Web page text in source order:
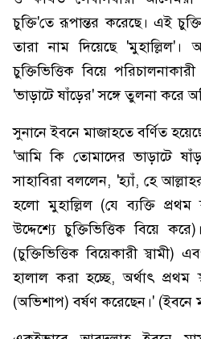
চুক্তি'তে রূপান্তর করেছে। এই
তারা নাম দিয়েছে
চুক্তিভিত্তিক বিয়ে
'ভাড়াটে ষাঁড়ের' সঙ্গে তুলনা করে
সুনানে ইবনে মাজাহতে বর্ণিত
'আমি কি তোমাদের ভাড়াটে
সাহাবিরা বললেন, 'হ্যাঁ, হে
হলো মুহাল্লিল (যে ব্যক্তি প্রথম
উদ্দেশ্যে চুক্তিভিত্তিক বিয়ে
(চুক্তিভিত্তিক বিয়েকারী স্বামী)
হালাল করা হচ্ছে, অর্থাৎ
(অভিশাপ) বর্ষণ করেছেন।' (ইবনে